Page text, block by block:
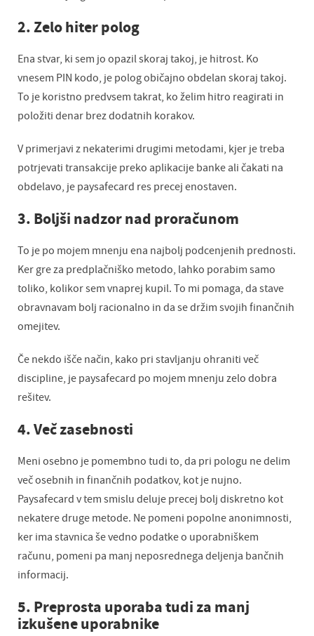
2. Zelo hiter polog
Ena stvar, ki sem jo opazil skoraj takoj, je hitrost. Ko
vnesem PIN kodo, je polog običajno obdelan skoraj takoj.
To je koristno predvsem takrat, ko želim hitro reagirati in
položiti denar brez dodatnih korakov.
V primerjavi z nekaterimi drugimi metodami, kjer je treba
potrjevati transakcije preko aplikacije banke ali čakati na
obdelavo, je paysafecard res precej enostaven.
3. Boljši nadzor nad proračunom
To je po mojem mnenju ena najbolj podcenjenih prednosti.
Ker gre za predplačniško metodo, lahko porabim samo
toliko, kolikor sem vnaprej kupil. To mi pomaga, da stave
obravnavam bolj racionalno in da se držim svojih finančnih
omejitev.
Če nekdo išče način, kako pri stavljanju ohraniti več
discipline, je paysafecard po mojem mnenju zelo dobra
rešitev.
4. Več zasebnosti
Meni osebno je pomembno tudi to, da pri pologu ne delim
več osebnih in finančnih podatkov, kot je nujno.
Paysafecard v tem smislu deluje precej bolj diskretno kot
nekatere druge metode. Ne pomeni popolne anonimnosti,
ker ima stavnica še vedno podatke o uporabniškem
računu, pomeni pa manj neposrednega deljenja bančnih
informacij.
5. Preprosta uporaba tudi za manj
izkušene uporabnike